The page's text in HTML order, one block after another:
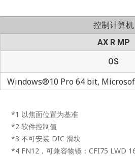
控制计算机
AX R MP
OS
Windows®10 Pro 64 bit,
*1 以焦面位置为基准
*2 软件控制值
*3 不可安装 DIC 滑块
*4 FN12，可兼容物镜：CFI75 LWD